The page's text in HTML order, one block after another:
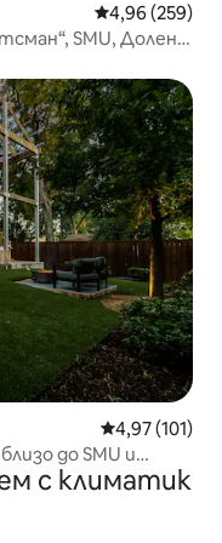
Средна
4,96 (259)
SMU, Долен
Средна
4,97 (101)
до SMU и
с климатик